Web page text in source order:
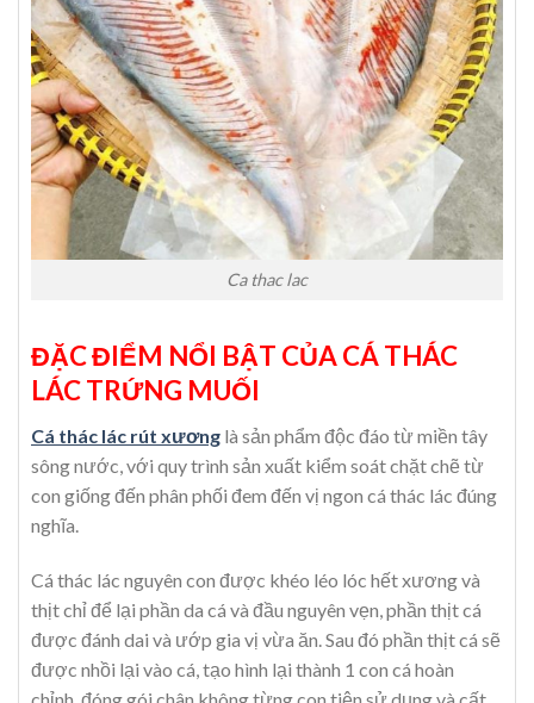
Ca thac lac
ĐẶC ĐIỂM NỔI BẬT CỦA CÁ THÁC
LÁC TRỨNG MUỐI
Cá thác lác rút xương là sản phẩm độc đáo từ miền tây
sông nước, với quy trình sản xuất kiểm soát chặt chẽ từ
con giống đến phân phối đem đến vị ngon cá thác lác đúng
nghĩa.
Cá thác lác nguyên con được khéo léo lóc hết xương và
thịt chỉ để lại phần da cá và đầu nguyên vẹn, phần thịt cá
được đánh dai và ướp gia vị vừa ăn. Sau đó phần thịt cá sẽ
được nhồi lại vào cá, tạo hình lại thành 1 con cá hoàn